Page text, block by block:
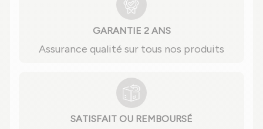
GARANTIE 2 ANS
Assurance qualité sur tous nos produits
SATISFAIT OU REMBOURSÉ